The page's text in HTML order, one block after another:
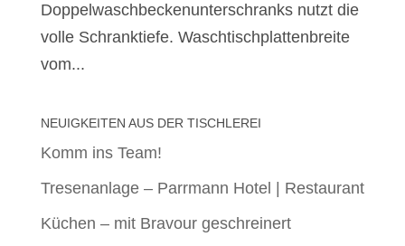
Doppelwaschbeckenunterschranks nutzt die
volle Schranktiefe. Waschtischplattenbreite
vom...
NEUIGKEITEN AUS DER TISCHLEREI
Komm ins Team!
Tresenanlage – Parrmann Hotel | Restaurant
Küchen – mit Bravour geschreinert